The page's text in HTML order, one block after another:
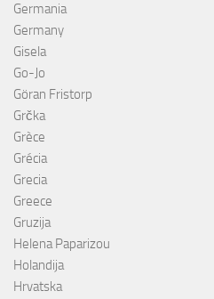
Germania
Germany
Gisela
Go-Jo
Göran Fristorp
Grčka
Grèce
Grécia
Grecia
Greece
Gruzija
Helena Paparizou
Holandija
Hrvatska